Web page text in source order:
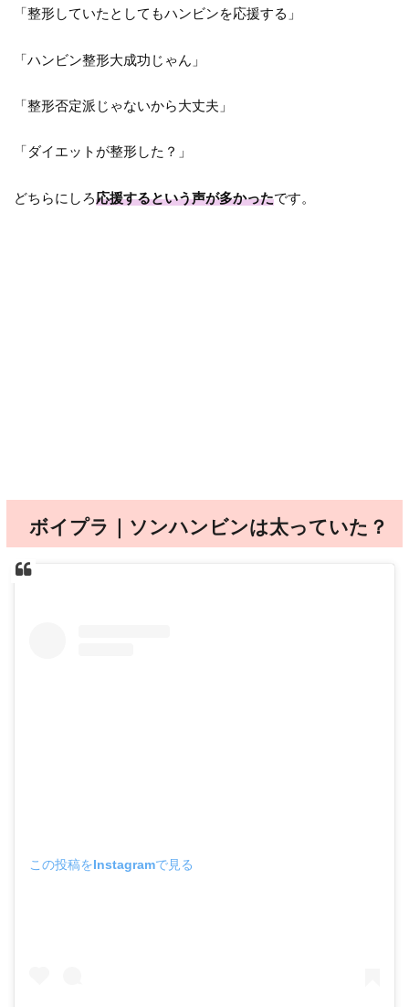
「整形していたとしてもハンビンを応援する」
「ハンビン整形大成功じゃん」
「整形否定派じゃないから大丈夫」
「ダイエットが整形した？」
どちらにしろ応援するという声が多かったです。
ボイプラ｜ソンハンビンは太っていた？
この投稿をInstagramで見る